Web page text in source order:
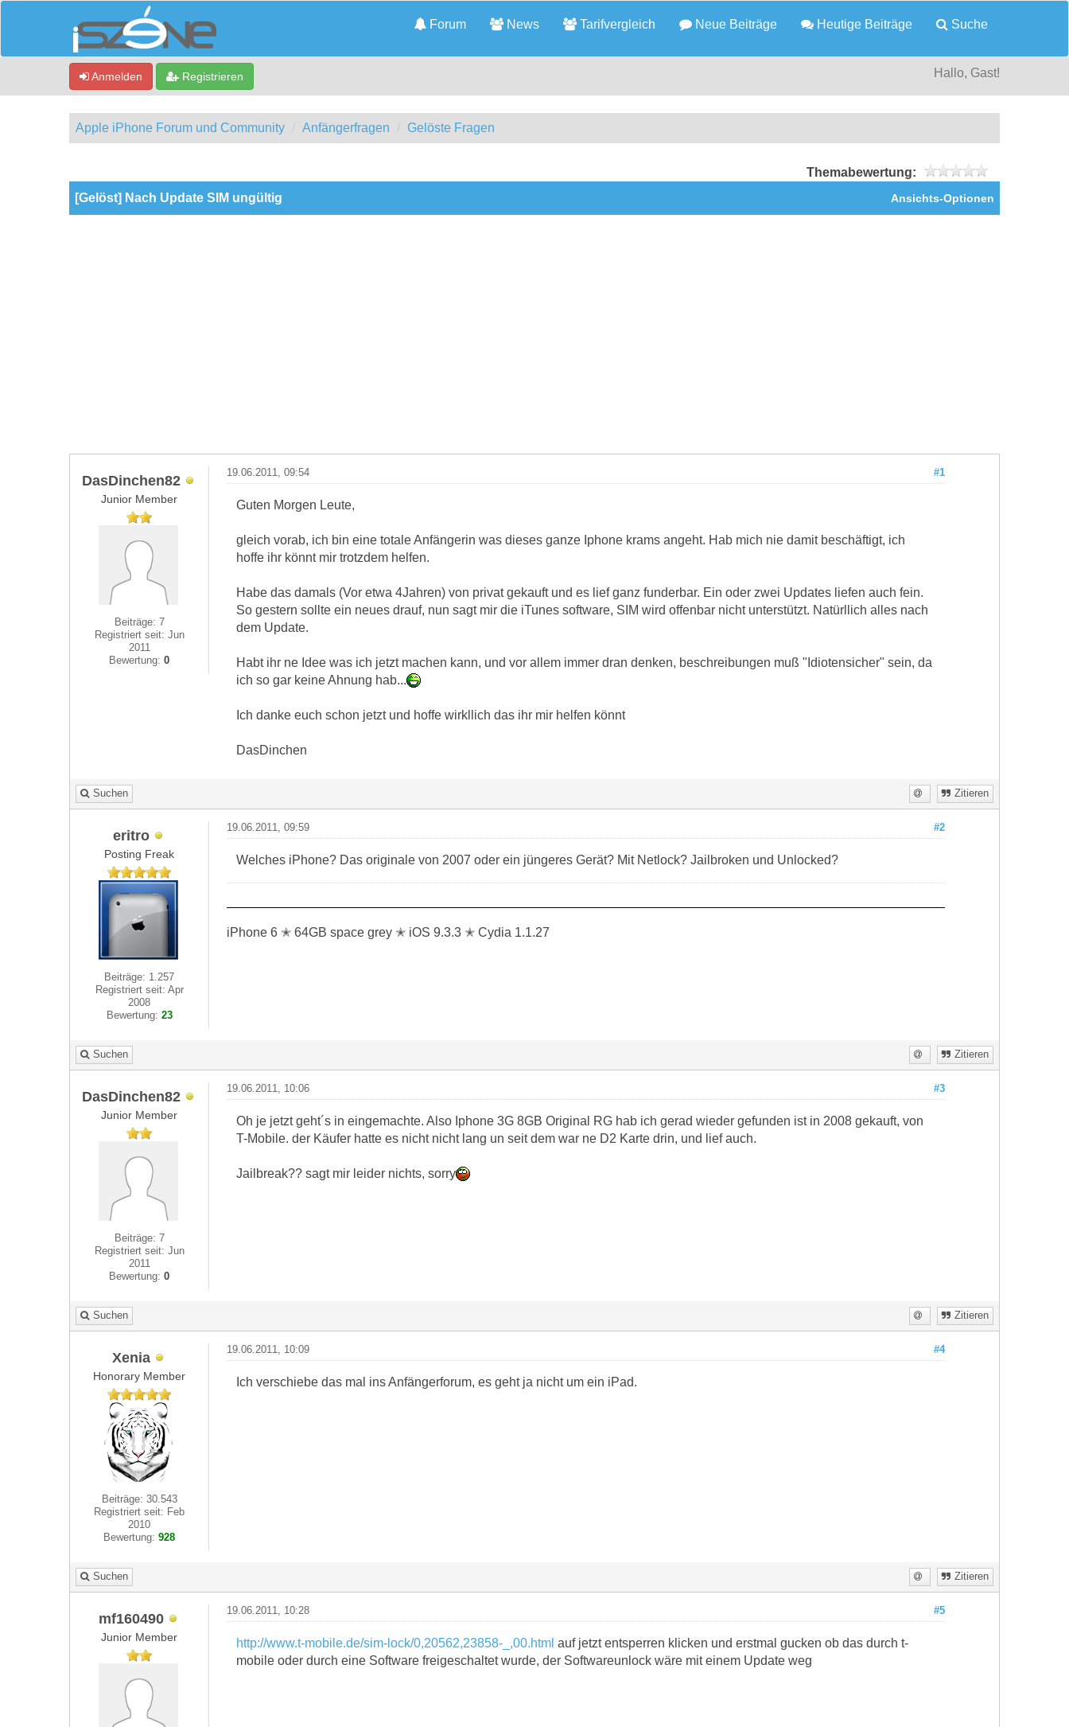
Forum News Tarifvergleich Neue Beiträge Heutige Beiträge Suche
Anmelden Registrieren Hallo, Gast!
Apple iPhone Forum und Community Anfängerfragen Gelöste Fragen
Themabewertung:
Ansichts-Optionen
[Gelöst] Nach Update SIM ungültig
DasDinchen82
Junior Member
Beiträge: 7
Registriert seit: Jun
2011
Bewertung:0
#1
19.06.2011, 09:54
Guten Morgen Leute,
gleich vorab, ich bin eine totale Anfängerin was dieses ganze Iphone krams angeht. Hab mich nie damit beschäftigt, ich
hoffe ihr könnt mir trotzdem helfen.
Habe das damals (Vor etwa 4Jahren) von privat gekauft und es lief ganz funderbar. Ein oder zwei Updates liefen auch fein.
So gestern sollte ein neues drauf, nun sagt mir die iTunes software, SIM wird offenbar nicht unterstützt. Natürllich alles nach
dem Update.
Habt ihr ne Idee was ich jetzt machen kann, und vor allem immer dran denken, beschreibungen muß "Idiotensicher" sein, da
ich so gar keine Ahnung hab...
Ich danke euch schon jetzt und hoffe wirkllich das ihr mir helfen könnt
DasDinchen
Suchen Zitieren
eritro
Posting Freak
Beiträge: 1.257
Registriert seit: Apr
2008
Bewertung: 23
#2
19.06.2011, 09:59
Welches iPhone? Das originale von 2007 oder ein jüngeres Gerät? Mit Netlock? Jailbroken und Unlocked?
iPhone 6 ✭ 64GB space grey ✭ iOS 9.3.3 ✭ Cydia 1.1.27
Suchen Zitieren
DasDinchen82
Junior Member
Beiträge: 7
Registriert seit: Jun
2011
Bewertung:0
#3
19.06.2011, 10:06
Oh je jetzt geht´s in eingemachte. Also Iphone 3G 8GB Original RG hab ich gerad wieder gefunden ist in 2008 gekauft, von
T-Mobile. der Käufer hatte es nicht nicht lang un seit dem war ne D2 Karte drin, und lief auch.
Jailbreak?? sagt mir leider nichts, sorry
Suchen Zitieren
Xenia
Honorary Member
Beiträge: 30.543
Registriert seit: Feb
2010
Bewertung:928
#4
19.06.2011, 10:09
Ich verschiebe das mal ins Anfängerforum, es geht ja nicht um ein iPad.
Suchen Zitieren
mf160490
Junior Member
#5
19.06.2011, 10:28
http://www.t-mobile.de/sim-lock/0,20562,23858-_,00.html auf jetzt entsperren klicken und erstmal gucken ob das durch t-
mobile oder durch eine Software freigeschaltet wurde, der Softwareunlock wäre mit einem Update weg